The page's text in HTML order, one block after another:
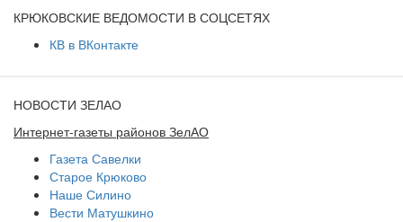
КРЮКОВСКИЕ ВЕДОМОСТИ В СОЦСЕТЯХ
КВ в ВКонтакте
НОВОСТИ ЗЕЛАО
Интернет-газеты районов ЗелАО
Газета Савелки
Старое Крюково
Наше Силино
Вести Матушкино